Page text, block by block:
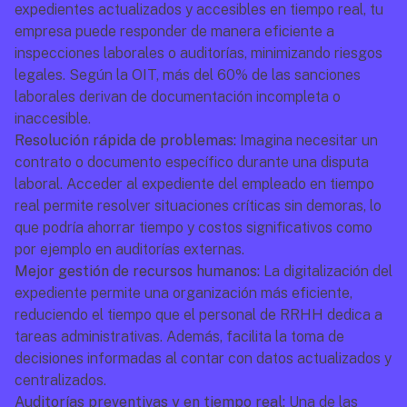
expedientes actualizados y accesibles en tiempo real, tu
empresa puede responder de manera eficiente a
inspecciones laborales o auditorías, minimizando riesgos
legales. Según la OIT, más del 60% de las sanciones
laborales derivan de documentación incompleta o
inaccesible.
Resolución rápida de problemas: Imagina necesitar un
contrato o documento específico durante una disputa
laboral. Acceder al expediente del empleado en tiempo
real permite resolver situaciones críticas sin demoras, lo
que podría ahorrar tiempo y costos significativos como
por ejemplo en auditorías externas.
Mejor gestión de recursos humanos: La digitalización del
expediente permite una organización más eficiente,
reduciendo el tiempo que el personal de RRHH dedica a
tareas administrativas. Además, facilita la toma de
decisiones informadas al contar con datos actualizados y
centralizados.
Auditorías preventivas y en tiempo real: Una de las